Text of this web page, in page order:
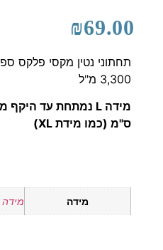
₪69.00
תחתוני נטין מקסי פלקס
3,300 מ"ל
ס"מ (כמו מידת XL)
מידה מידה M